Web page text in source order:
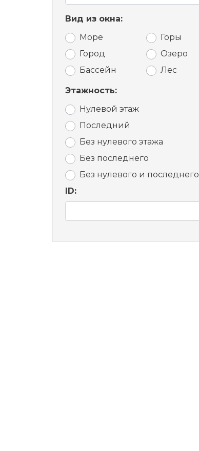
Вид из окна:
Море
Горы
Город
Озеро
Бассейн
Лес
Этажность:
Нулевой этаж
Последний
Без нулевого этажа
Без последнего
Без нулевого и последнего
ID: